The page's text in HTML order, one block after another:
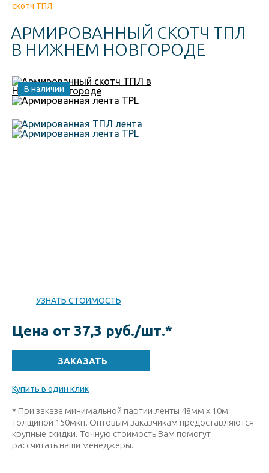
скотч ТПЛ
АРМИРОВАННЫЙ СКОТЧ ТПЛ
В НИЖНЕМ НОВГОРОДЕ
В наличии
УЗНАТЬ СТОИМОСТЬ
Цена от 37,3 руб./шт.*
Купить в один клик
* При заказе минимальной партии ленты 48мм х 10м
толщиной 150мкн. Оптовым заказчикам предоставляются
крупные скидки. Точную стоимость Вам помогут
рассчитать наши менеджеры.